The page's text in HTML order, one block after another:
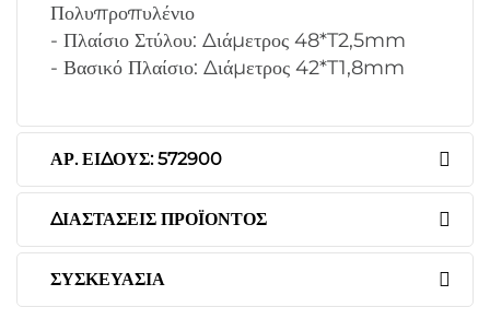
Πολυπροπυλένιο
- Πλαίσιο Στύλου: Διάμετρος 48*T2,5mm
- Βασικό Πλαίσιο: Διάμετρος 42*T1,8mm
ΑΡ. ΕΊΔΟΥΣ: 572900
ΔΙΑΣΤΆΣΕΙΣ ΠΡΟΪΌΝΤΟΣ
ΣΥΣΚΕΥΑΣΊΑ